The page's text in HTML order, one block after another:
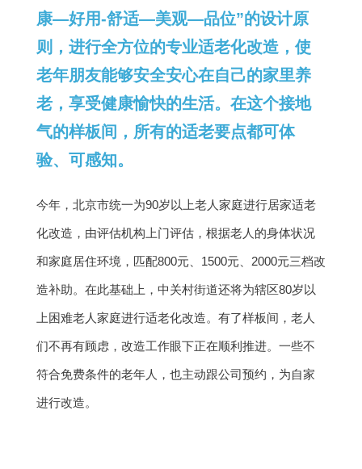
康—好用-舒适—美观—品位”的设计原
则，进行全方位的专业适老化改造，使
老年朋友能够安全安心在自己的家里养
老，享受健康愉快的生活。在这个接地
气的样板间，所有的适老要点都可体
验、可感知。
今年，北京市统一为90岁以上老人家庭进行居家适老
化改造，由评估机构上门评估，根据老人的身体状况
和家庭居住环境，匹配800元、1500元、2000元三档改
造补助。在此基础上，中关村街道还将为辖区80岁以
上困难老人家庭进行适老化改造。 有了样板间，老人
们不再有顾虑，改造工作眼下正在顺利推进。一些不
符合免费条件的老年人，也主动跟公司预约，为自家
进行改造。